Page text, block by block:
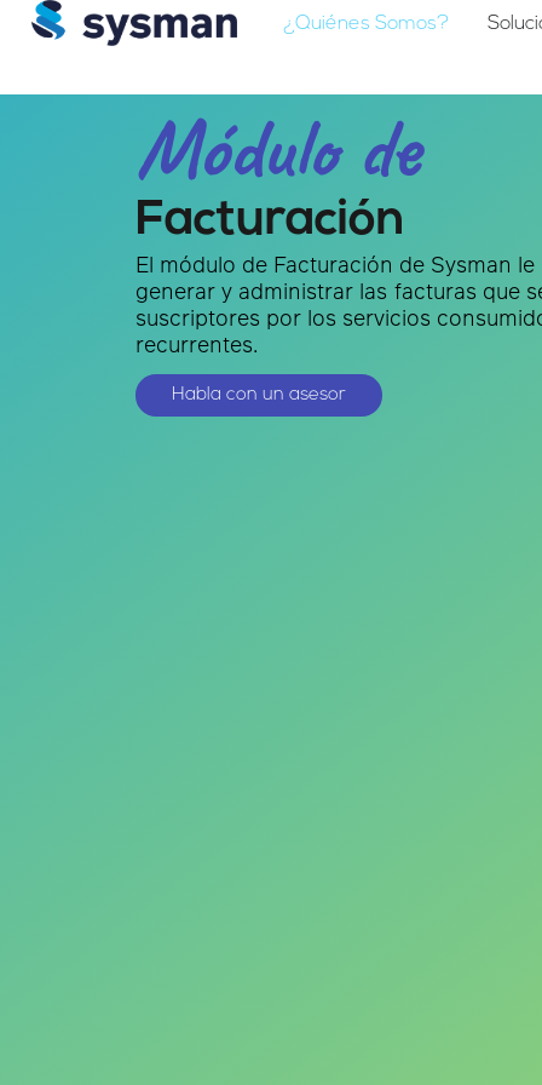
¿Quiénes Somos?
Módulo de
Facturación
El módulo de Facturación de Sysman
generar y administrar las facturas que
suscriptores por los servicios
recurrentes.
Habla con un asesor